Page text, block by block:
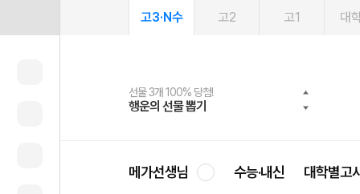
고3·N수 고2 고1 대
선물 3개 100% 당첨!
행운의 선물 뽑기
선물 100% 증정!
메가스터디 X 올리브
여름방학 스터디 캐시백
메가런 썸머스쿨
2027 러셀 단과
강사 공개선발
스마트러닝앱
설문 EVENT
메가패스
3일 무료 체험권
메가패스 수강생 무료혜택!
메가클럽 멤버십
사회공헌 캠페인
희망이룸 메가나눔
메가선생님 수능·내신 대학별고